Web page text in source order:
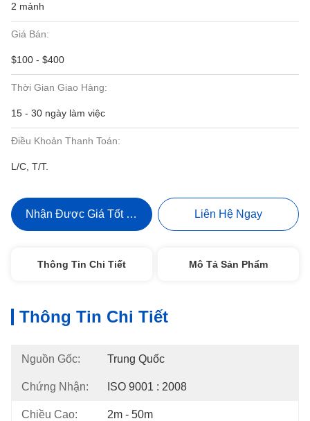
2 mảnh
Giá Bán:
$100 - $400
Thời Gian Giao Hàng:
15 - 30 ngày làm việc
Điều Khoản Thanh Toán:
L/C, T/T.
Nhận Được Giá Tốt Nhất Liên Hệ Ngay
Thông Tin Chi Tiết Mô Tả Sản Phẩm
Thông Tin Chi Tiết
Nguồn Gốc: Trung Quốc
Chứng Nhận: ISO 9001 : 2008
Chiều Cao: 2m - 50m